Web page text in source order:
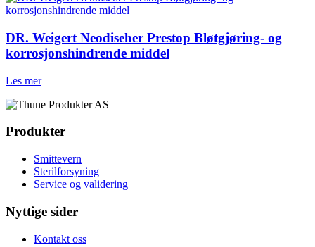
DR. Weigert Neodiseher Prestop Bløtgjøring- og
korrosjonshindrende middel
Les mer
Produkter
Smittevern
Sterilforsyning
Service og validering
Nyttige sider
Kontakt oss